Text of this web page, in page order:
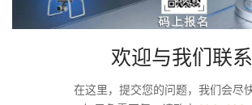
欢迎与我们联系
在这里，提交您的问题，我们会尽